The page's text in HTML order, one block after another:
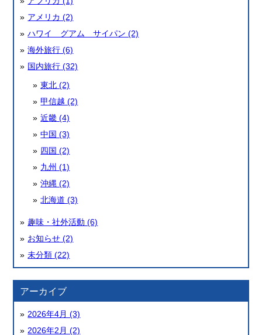
アメリカ (2)
ハワイ グアム サイパン (2)
海外旅行 (6)
国内旅行 (32)
東北 (2)
甲信越 (2)
近畿 (4)
中国 (3)
四国 (2)
九州 (1)
沖縄 (2)
北海道 (3)
趣味・社外活動 (6)
お知らせ (2)
未分類 (22)
アーカイブ
2026年4月 (3)
2026年2月 (2)